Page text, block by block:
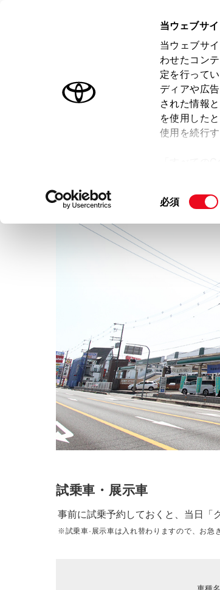
当ウェブサ
当ウェブサ
わせたコン
定を行って
ディアや広
された情報
を使用した
使用を続行
て」をご覧
同
択
必須
オーナーサポート トピッ
店舗トップ
試乗車・展示車
事前に試乗予約しておくと、当日「
※試乗車·展示車は入れ替わりますので、お急